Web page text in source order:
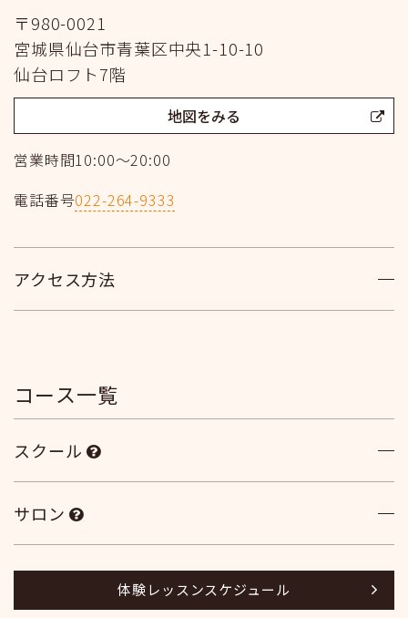
〒980-0021
宮城県仙台市青葉区中央1-10-10
仙台ロフト7階
地図をみる
営業時間10:00〜20:00
電話番号022-264-9333
アクセス方法
コース一覧
スクール
サロン
体験レッスンスケジュール